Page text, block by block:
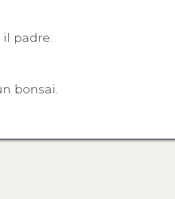
padre.
bonsai.